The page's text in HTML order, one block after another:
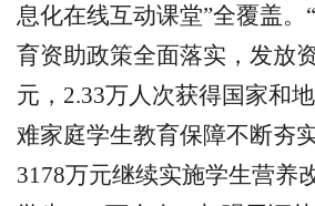
息化在线互动课堂”全覆盖。 “
育资助政策全面落实，发放
元， 2.33万人次获得国家和
难家庭学生教育保障不断夯
3178万元继续实施学生营养